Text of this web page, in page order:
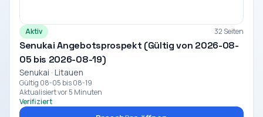
Aktiv 32 Seiten
Senukai Angebotsprospekt (Gültig von 2026-08-
05 bis 2026-08-19)
Senukai · Litauen
Gültig 08-05 bis 08-19
Aktualisiert vor 5 Minuten
Verifiziert